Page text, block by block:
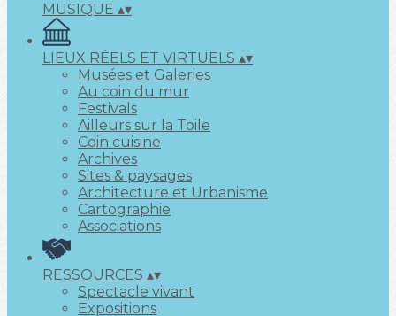
MUSIQUE ▴▾
LIEUX RÉELS ET VIRTUELS ▴▾
Musées et Galeries
Au coin du mur
Festivals
Ailleurs sur la Toile
Coin cuisine
Archives
Sites & paysages
Architecture et Urbanisme
Cartographie
Associations
RESSOURCES ▴▾
Spectacle vivant
Expositions